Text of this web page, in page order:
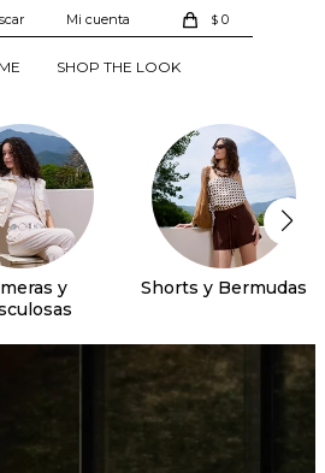
SHOP THE LOOK
$ 0
y
Shorts y Bermudas